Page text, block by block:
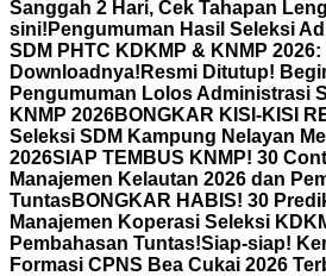
Sanggah 2 Hari, Cek Tahapan
sini! Pengumuman Hasil Seleksi
SDM PHTC KDKMP & KNMP
Downloadnya! Resmi Ditutup!
Pengumuman Lolos Administrasi
KNMP 2026BONGKAR KISI-KISI
Seleksi SDM Kampung Nelayan
2026SIAP TEMBUS KNMP! 30
Manajemen Kelautan 2026 dan
TuntasBONGKAR HABIS! 30
Manajemen Koperasi Seleksi
Pembahasan Tuntas!Siap-siap!
Formasi CPNS Bea Cukai 2026